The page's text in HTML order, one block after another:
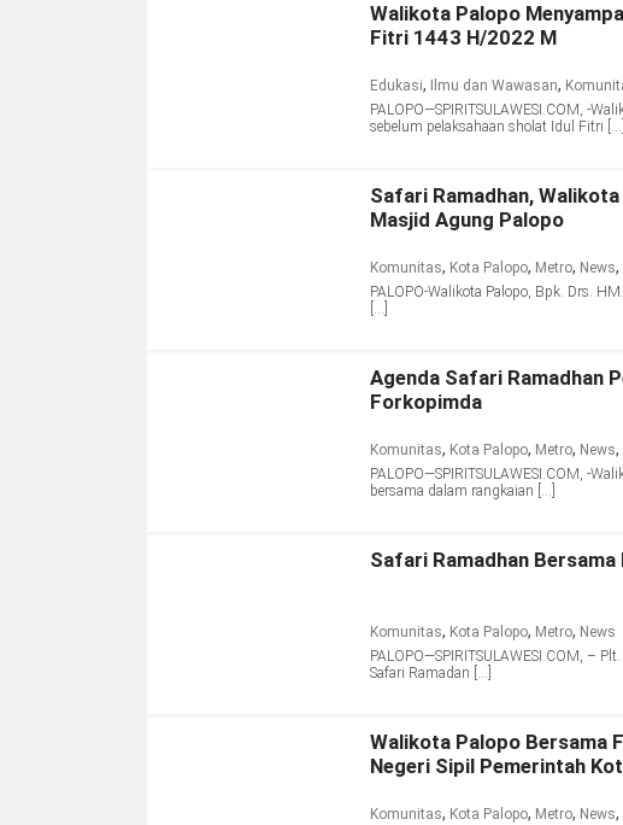
Walikota Palopo
Fitri 1443 H/2022 M
Edukasi, Ilmu dan Wawasan,
PALOPO—SPIRITSULAWESI.COM, -
sebelum pelaksahaan sholat Idul Fitri […]
Safari Ramadhan,
Masjid Agung Palopo
Komunitas, Kota Palopo, Metro, News,
PALOPO-Walikota Palopo, Bpk. Drs.
[…]
Agenda Safari Ramadhan
Forkopimda
Komunitas, Kota Palopo, Metro, News,
PALOPO—SPIRITSULAWESI.COM, -
bersama dalam rangkaian […]
Safari Ramadhan Bersama
Komunitas, Kota Palopo, Metro, News
PALOPO—SPIRITSULAWESI.COM, –
Safari Ramadan […]
Walikota Palopo Bersama
Negeri Sipil Pemerintah
Komunitas, Kota Palopo, Metro, News,